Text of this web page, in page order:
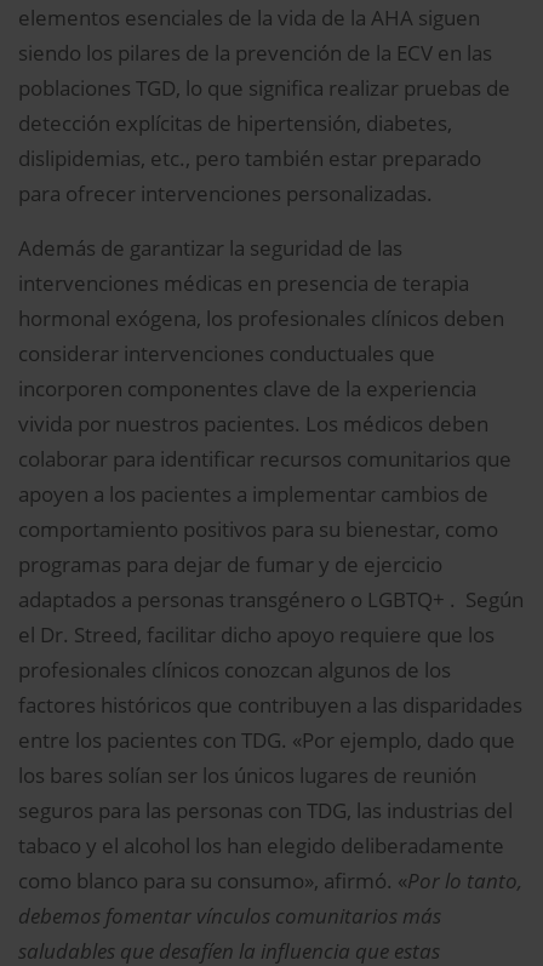
elementos esenciales de la vida de la AHA siguen
siendo los pilares de la prevención de la ECV en las
poblaciones TGD, lo que significa realizar pruebas de
detección explícitas de hipertensión, diabetes,
dislipidemias, etc., pero también estar preparado
para ofrecer intervenciones personalizadas.
Además de garantizar la seguridad de las
intervenciones médicas en presencia de terapia
hormonal exógena, los profesionales clínicos deben
considerar intervenciones conductuales que
incorporen componentes clave de la experiencia
vivida por nuestros pacientes. Los médicos deben
colaborar para identificar recursos comunitarios que
apoyen a los pacientes a implementar cambios de
comportamiento positivos para su bienestar, como
programas para dejar de fumar y de ejercicio
adaptados a personas transgénero o LGBTQ+ . Según
el Dr. Streed, facilitar dicho apoyo requiere que los
profesionales clínicos conozcan algunos de los
factores históricos que contribuyen a las disparidades
entre los pacientes con TDG. «Por ejemplo, dado que
los bares solían ser los únicos lugares de reunión
seguros para las personas con TDG, las industrias del
tabaco y el alcohol los han elegido deliberadamente
como blanco para su consumo», afirmó. «Por lo tanto,
debemos fomentar vínculos comunitarios más
saludables que desafíen la influencia que estas